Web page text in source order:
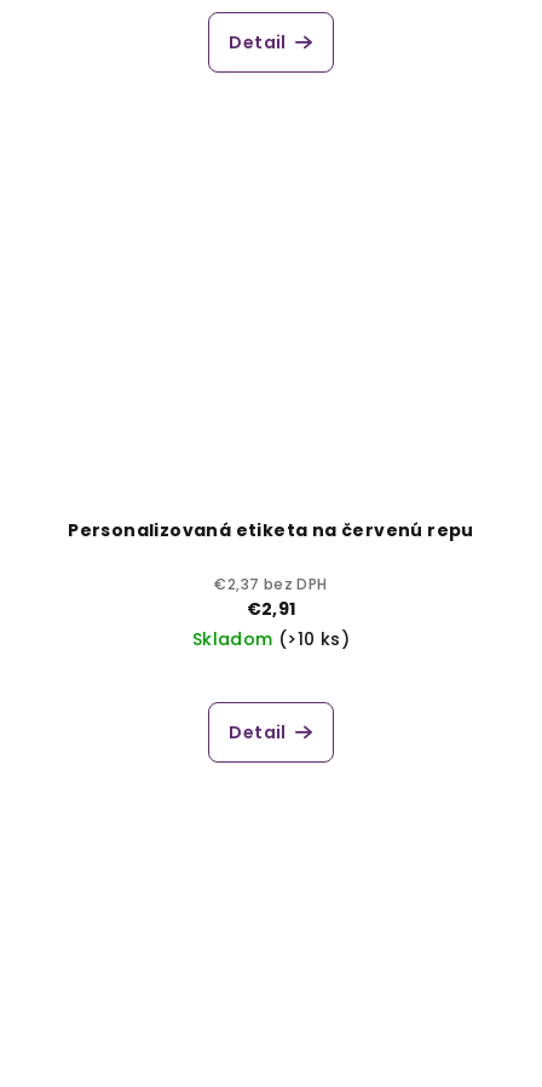
Detail
Personalizovaná etiketa na červenú repu
€2,37 bez DPH
€2,91
Skladom (>10 ks)
Detail